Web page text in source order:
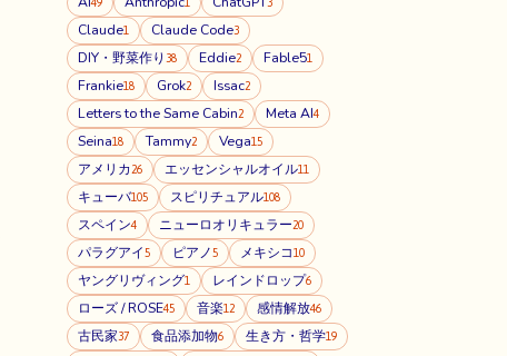
Claude1 Claude Code3
DIY・野菜作り38 Eddie2 Fable51
Frankie18 Grok2 Issac2
Letters to the Same Cabin2 Meta AI4
Seina18 Tammy2 Vega15
アメリカ26 エッセンシャルオイル11
キューバ105 スピリチュアル108
スペイン4 ニューロオリキュラー20
パラグアイ5 ピアノ5 メキシコ10
ヤングリヴィング1 レインドロップ6
ローズ / ROSE45 音楽12 感情解放46
古民家37 食品添加物6 生き方・哲学19